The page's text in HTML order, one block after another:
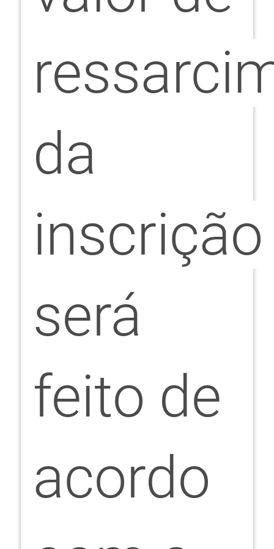
da
inscrição
será
feito de
acordo